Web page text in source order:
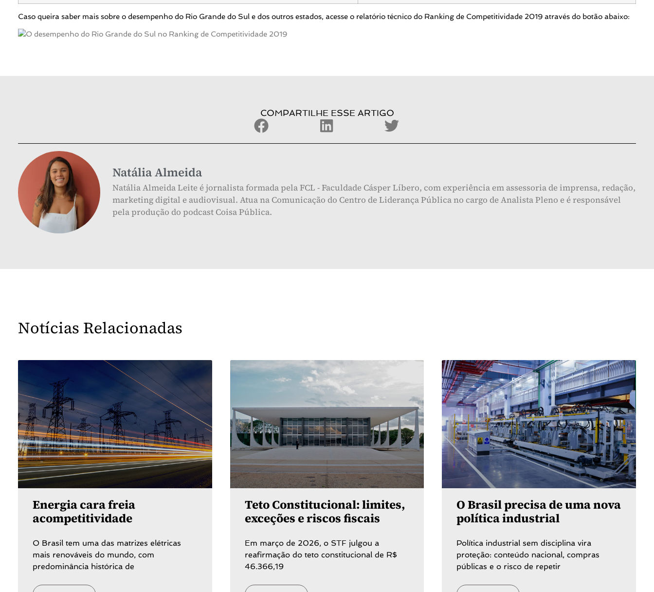
Caso queira saber mais sobre o desempenho do Rio Grande do Sul e dos outros estados, acesse o relatório técnico do Ranking de Competitividade 2019 através do botão abaixo:
COMPARTILHE ESSE ARTIGO
Natália Almeida
Natália Almeida Leite é jornalista formada pela FCL - Faculdade Cásper Líbero, com experiência em assessoria de imprensa, redação,
marketing digital e audiovisual. Atua na Comunicação do Centro de Liderança Pública no cargo de Analista Pleno e é responsável
pela produção do podcast Coisa Pública.
Notícias Relacionadas
Energia cara freia
acompetitividade
O Brasil tem uma das matrizes elétricas
mais renováveis do mundo, com
predominância histórica de
Teto Constitucional: limites,
exceções e riscos fiscais
Em março de 2026, o STF julgou a
reafirmação do teto constitucional de R$
46.366,19
O Brasil precisa de uma nova
política industrial
Política industrial sem disciplina vira
proteção: conteúdo nacional, compras
públicas e o risco de repetir